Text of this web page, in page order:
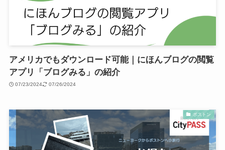
アメリカでもダウンロード可能｜にほんブログの閲覧
アプリ「ブログみる」の紹介
07/23/2024 07/26/2024
ボストン